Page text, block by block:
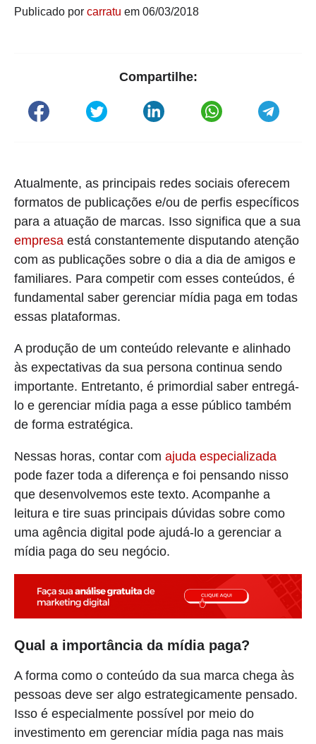
Publicado por carratu em 06/03/2018
Compartilhe:
Atualmente, as principais redes sociais oferecem
formatos de publicações e/ou de perfis específicos
para a atuação de marcas. Isso significa que a sua
empresa está constantemente disputando atenção
com as publicações sobre o dia a dia de amigos e
familiares. Para competir com esses conteúdos, é
fundamental saber gerenciar mídia paga em todas
essas plataformas.
A produção de um conteúdo relevante e alinhado
às expectativas da sua persona continua sendo
importante. Entretanto, é primordial saber entregá-
lo e gerenciar mídia paga a esse público também
de forma estratégica.
Nessas horas, contar com ajuda especializada
pode fazer toda a diferença e foi pensando nisso
que desenvolvemos este texto. Acompanhe a
leitura e tire suas principais dúvidas sobre como
uma agência digital pode ajudá-lo a gerenciar a
mídia paga do seu negócio.
Qual a importância da mídia paga?
A forma como o conteúdo da sua marca chega às
pessoas deve ser algo estrategicamente pensado.
Isso é especialmente possível por meio do
investimento em gerenciar mídia paga nas mais